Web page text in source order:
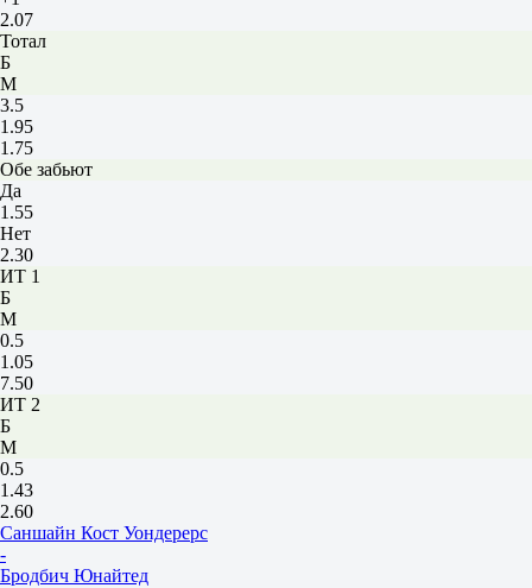
2.07
Тотал
Б
М
3.5
1.95
1.75
Обе забьют
Да
1.55
Нет
2.30
ИТ 1
Б
М
0.5
1.05
7.50
ИТ 2
Б
М
0.5
1.43
2.60
Саншайн Кост Уондерерс
-
Бродбич Юнайтед